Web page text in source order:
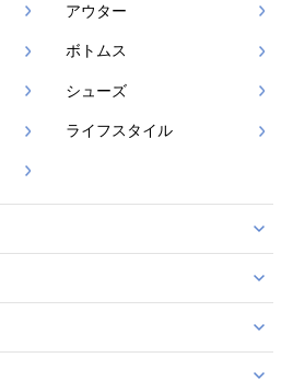
アウター
ボトムス
シューズ
ライフスタイル